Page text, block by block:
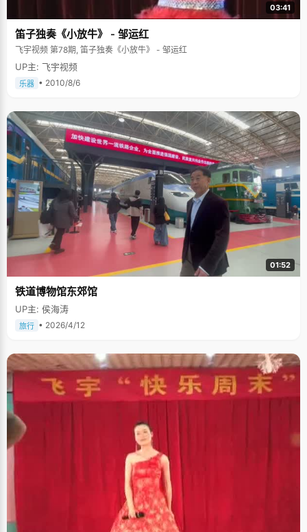
03:41
笛子独奏《小放牛》 - 邹运红
飞宇视频 第78期, 笛子独奏《小放牛》 - 邹运红
UP主: 飞宇视频
乐器 • 2010/8/6
01:52
铁道博物馆东郊馆
UP主: 侯海涛
旅行 • 2026/4/12